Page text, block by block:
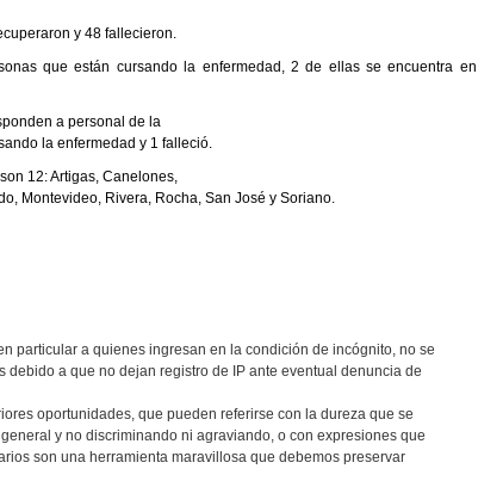
y 48 fallecieron.
que están cursando la enfermedad, 2 de ellas se encuentra en
a personal de la
la enfermedad y 1 falleció.
12: Artigas, Canelones,
Montevideo, Rivera, Rocha, San José y Soriano.
particular a quienes ingresan en la condición de incógnito, no se
a que no dejan registro de IP ante eventual denuncia de
oportunidades, que pueden referirse con la dureza que se
y no discriminando ni agraviando, o con expresiones que
son una herramienta maravillosa que debemos preservar